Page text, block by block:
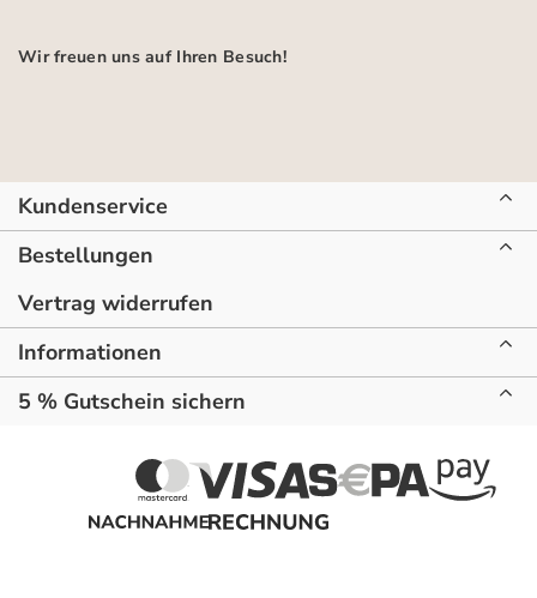
Wir freuen uns auf Ihren Besuch!
Kundenservice
Bestellungen
Vertrag widerrufen
Informationen
5 % Gutschein sichern